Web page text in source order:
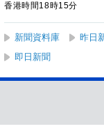
香港時間18時15分
新聞資料庫 昨日
即日新聞